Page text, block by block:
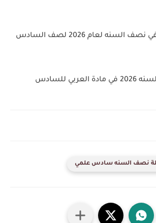
اسئلة فيزياء في نصف السنه لعام 2026 لصف السادس
اسئلة نصف السنه 2026 في مادة العربي للسادس
نصف السنه سادس علمي